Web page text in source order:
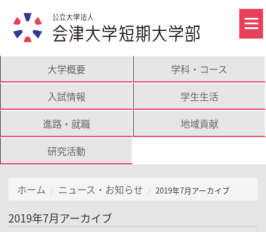
大学概要
学科・コース
入試情報
学生生活
進路・就職
地域貢献
研究活動
ホーム ニュース・お知らせ 2019年7月アーカイブ
2019年7月アーカイブ